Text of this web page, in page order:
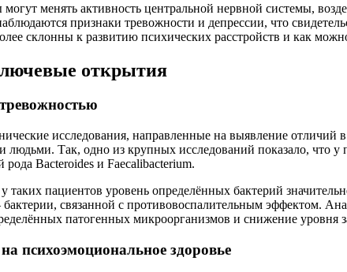
менять активность центральной нервной системы,
признаки тревожности и депрессии, что
склонны к развитию психических расстройств и как
открытия
исследования, направленные на выявление
Так, одно из крупных исследований показало, что
Bacteroides и Faecalibacterium.
таких пациентов уровень определённых бактерий
связанной с противовоспалительным эффектом.
патогенных микроорганизмов и снижение уровня
психоэмоциональное здоровье